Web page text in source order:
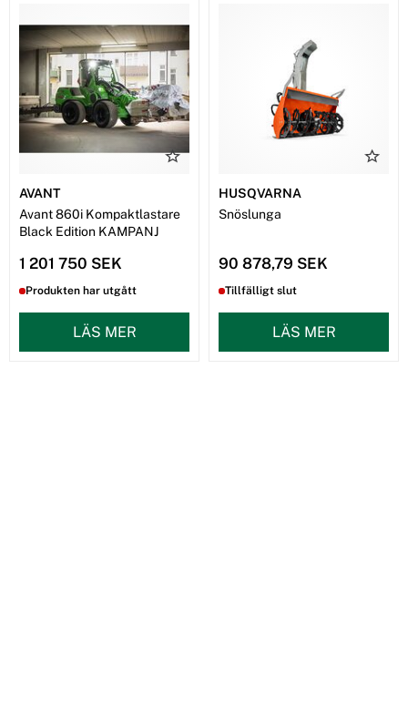
AVANT
Avant 860i Kompaktlastare
Black Edition KAMPANJ
1 201 750 SEK
Produkten har utgått
LÄS MER
HUSQVARNA
Snöslunga
90 878,79 SEK
Tillfälligt slut
LÄS MER